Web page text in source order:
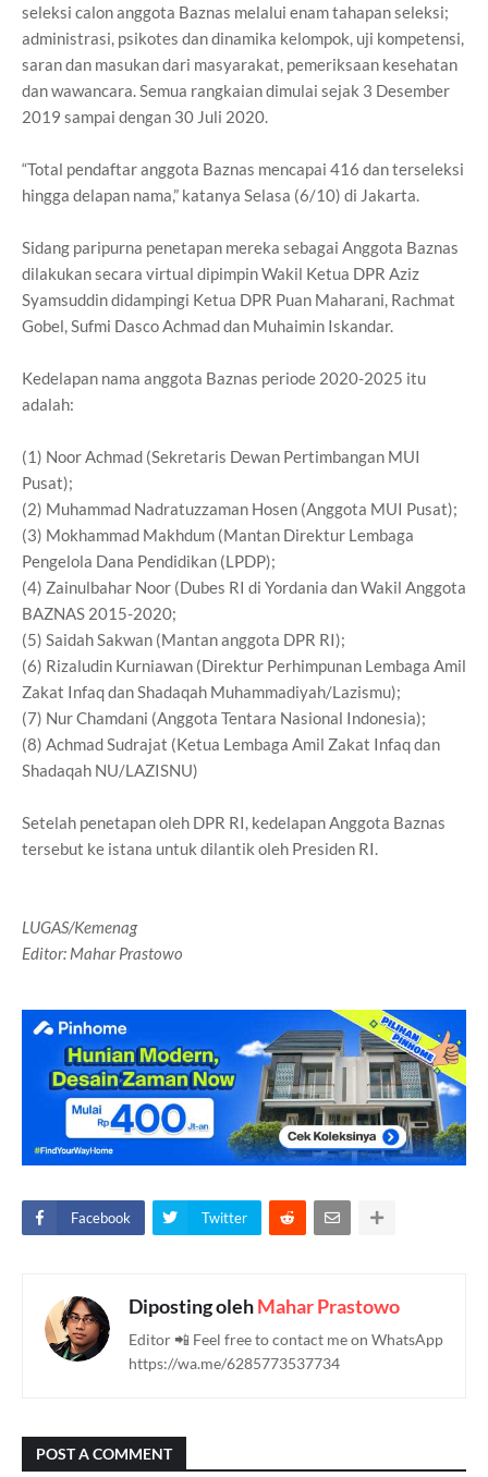
seleksi calon anggota Baznas melalui enam tahapan seleksi;
administrasi, psikotes dan dinamika kelompok, uji kompetensi,
saran dan masukan dari masyarakat, pemeriksaan kesehatan
dan wawancara. Semua rangkaian dimulai sejak 3 Desember
2019 sampai dengan 30 Juli 2020.
“Total pendaftar anggota Baznas mencapai 416 dan terseleksi
hingga delapan nama,” katanya Selasa (6/10) di Jakarta.
Sidang paripurna penetapan mereka sebagai Anggota Baznas
dilakukan secara virtual dipimpin Wakil Ketua DPR Aziz
Syamsuddin didampingi Ketua DPR Puan Maharani, Rachmat
Gobel, Sufmi Dasco Achmad dan Muhaimin Iskandar.
Kedelapan nama anggota Baznas periode 2020-2025 itu
adalah:
(1) Noor Achmad (Sekretaris Dewan Pertimbangan MUI
Pusat);
(2) Muhammad Nadratuzzaman Hosen (Anggota MUI Pusat);
(3) Mokhammad Makhdum (Mantan Direktur Lembaga
Pengelola Dana Pendidikan (LPDP);
(4) Zainulbahar Noor (Dubes RI di Yordania dan Wakil Anggota
BAZNAS 2015-2020;
(5) Saidah Sakwan (Mantan anggota DPR RI);
(6) Rizaludin Kurniawan (Direktur Perhimpunan Lembaga Amil
Zakat Infaq dan Shadaqah Muhammadiyah/Lazismu);
(7) Nur Chamdani (Anggota Tentara Nasional Indonesia);
(8) Achmad Sudrajat (Ketua Lembaga Amil Zakat Infaq dan
Shadaqah NU/LAZISNU)
Setelah penetapan oleh DPR RI, kedelapan Anggota Baznas
tersebut ke istana untuk dilantik oleh Presiden RI.
LUGAS/Kemenag
Editor: Mahar Prastowo
Facebook Twitter
Diposting olehMahar Prastowo
Editor 📲 Feel free to contact me on WhatsApp
https://wa.me/6285773537734
POST A COMMENT